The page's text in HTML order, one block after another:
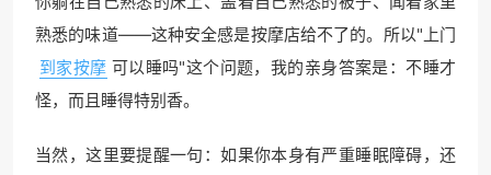
熟悉的味道——这种安全感是按摩店给不了的。所以"上门
到家按摩 可以睡吗"这个问题，我的亲身答案是：不睡才
怪，而且睡得特别香。
当然，这里要提醒一句：如果你本身有严重睡眠障碍，还